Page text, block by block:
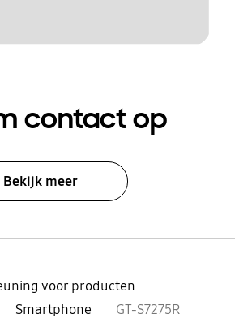
contact op
Bekijk meer
voor producten
Smartphone GT-S7275R